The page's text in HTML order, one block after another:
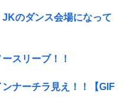
JKのダンス会場になって
スリーブ！！
ナーチラ見え！！【GIF